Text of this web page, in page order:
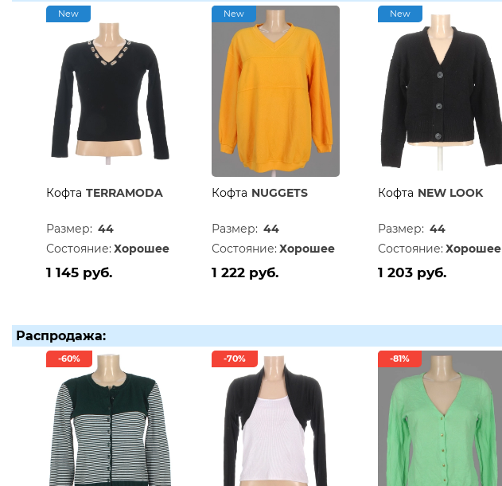
New
Кофта TERRAMODA
Размер: 44
Состояние: Хорошее
1 145 руб.
New
Кофта NUGGETS
Размер: 44
Состояние: Хорошее
1 222 руб.
New
Кофта NEW LOOK
Размер: 44
Состояние: Хорошее
1 203 руб.
Распродажа:
-60% -70% -81%